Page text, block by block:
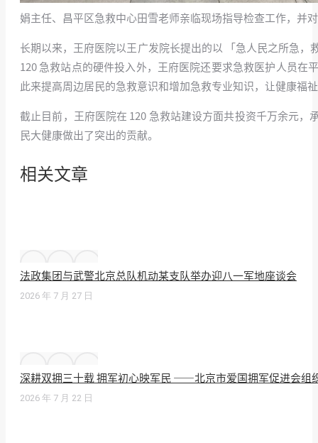
娟主任、昌平区急救中心田雪老师亲临现场指导检查工作，并
长期以来，王府医院以王广发院长提出的以 「急人民之所急
120 急救站点的硬件投入外，王府医院还要求急救医护人员
此来提高周边居民的急救意识和增加急救专业知识，让健康福
截止目前，王府医院在 120 急救站建设方面共投资千万余元
民大健康做出了突出的贡献。
相关文章
法政集团与武警北京总队机动某支队举办迎八一军地座谈会
2026 年 7 月 27 日
深耕双拥三十载 拥军初心映军民 ——北京市爱国拥军促进会组
2026 年 7 月 22 日